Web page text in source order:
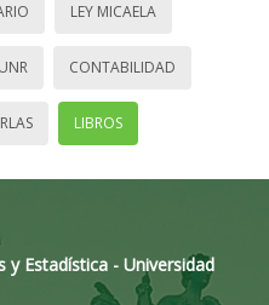
LEY MICAELA
UNR CONTABILIDAD
LIBROS
y Estadística - Universidad